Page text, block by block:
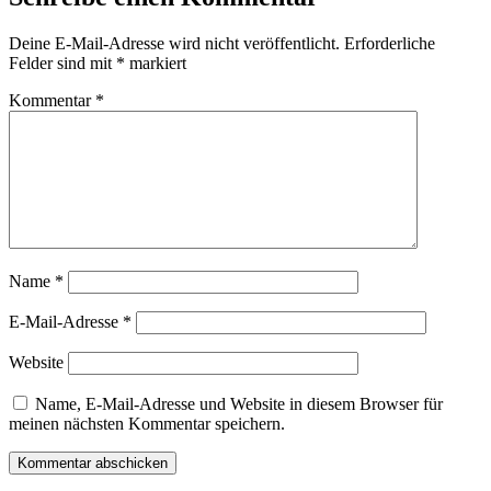
Deine E-Mail-Adresse wird nicht veröffentlicht. Erforderliche
Felder sind mit * markiert
Kommentar *
Name *
E-Mail-Adresse *
Website
Name, E-Mail-Adresse und Website in diesem Browser für
meinen nächsten Kommentar speichern.